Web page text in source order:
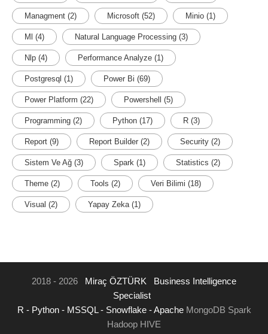
Managment (2) Microsoft (52) Minio (1)
Ml (4) Natural Language Processing (3)
Nlp (4) Performance Analyze (1)
Postgresql (1) Power Bi (69)
Power Platform (22) Powershell (5)
Programming (2) Python (17) R (3)
Report (9) Report Builder (2) Security (2)
Sistem Ve Ağ (3) Spark (1) Statistics (2)
Theme (2) Tools (2) Veri Bilimi (18)
Visual (2) Yapay Zeka (1)
2018 - 2026 Miraç ÖZTÜRK
Business Intelligence
Specialist
R - Python - MSSQL - Snowflake - ApacheMongoDB Spark
Hadoop HIVE